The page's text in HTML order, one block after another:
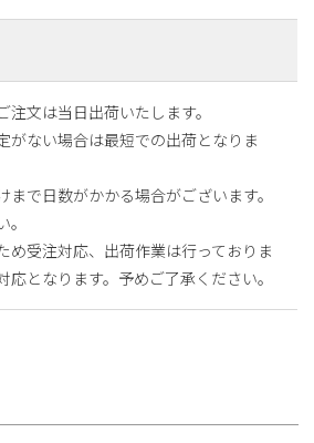
注文は当日出荷いたします。
がない場合は最短での出荷となりま
まで日数がかかる場合がございます。
め受注対応、出荷作業は行っておりま
応となります。予めご了承ください。